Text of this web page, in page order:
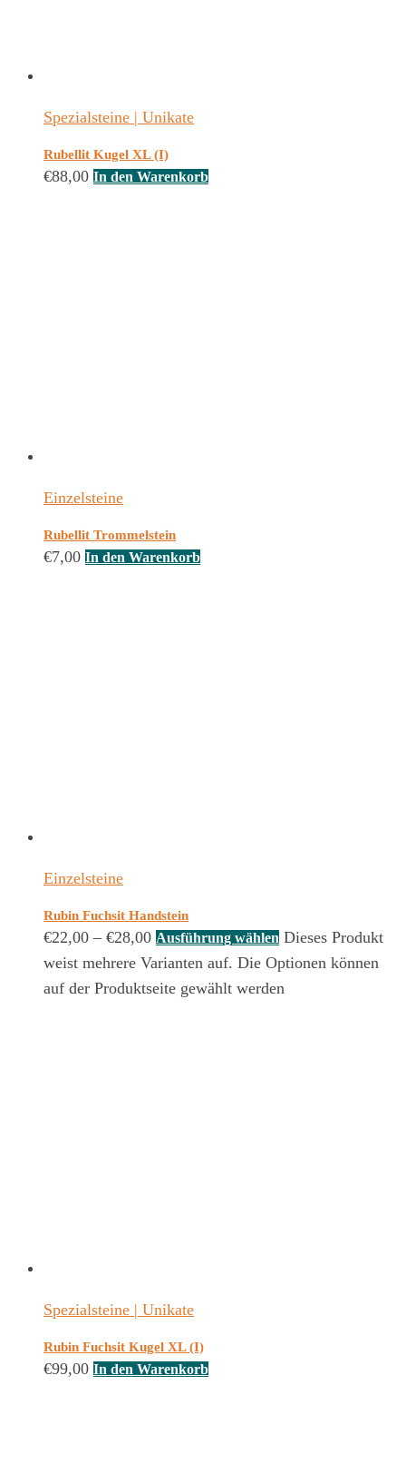
Spezialsteine | Unikate
Rubellit Kugel XL (I)
€88,00 In den Warenkorb
Einzelsteine
Rubellit Trommelstein
€7,00 In den Warenkorb
Einzelsteine
Rubin Fuchsit Handstein
€22,00 – €28,00 Ausführung wählen Dieses Produkt
weist mehrere Varianten auf. Die Optionen können
auf der Produktseite gewählt werden
Spezialsteine | Unikate
Rubin Fuchsit Kugel XL (I)
€99,00 In den Warenkorb